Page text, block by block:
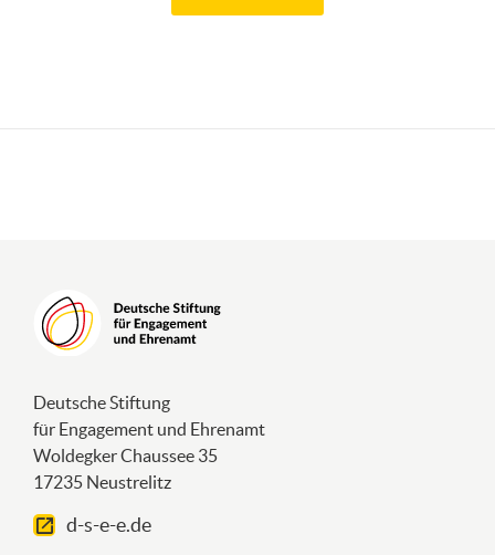
Deutsche Stiftung
für Engagement und Ehrenamt
Woldegker Chaussee 35
17235 Neustrelitz
d-s-e-e.de